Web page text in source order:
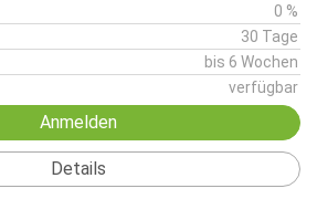
0 %
30 Tage
bis 6 Wochen
verfügbar
Anmelden
Details